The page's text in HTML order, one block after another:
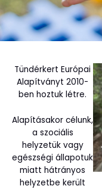
Tündérkert Európai
Alapítványt 2010-
ben hoztuk létre.
Alapításakor célunk,
a szociális
helyzetük vagy
egészségi állapotuk
miatt hátrányos
helyzetbe került